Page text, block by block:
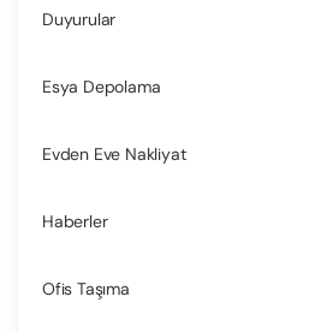
Duyurular
Esya Depolama
Evden Eve Nakliyat
Haberler
Ofis Taşıma